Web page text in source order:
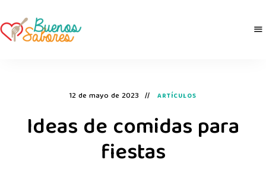
12 de mayo de 2023 ARTÍCULOS
Ideas de comidas para
fiestas